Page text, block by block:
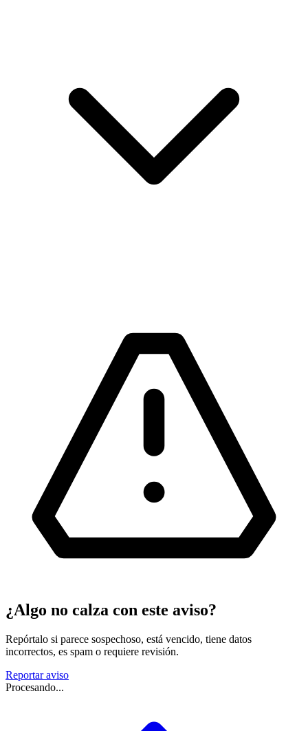
¿Algo no calza con este aviso?
Repórtalo si parece sospechoso, está vencido, tiene datos
incorrectos, es spam o requiere revisión.
Reportar aviso
Procesando...